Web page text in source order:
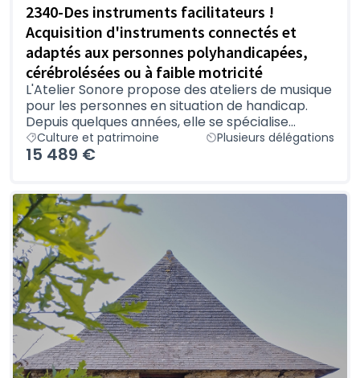
2340-Des instruments facilitateurs !
Acquisition d'instruments connectés et
adaptés aux personnes polyhandicapées,
cérébrolésées ou à faible motricité
L'Atelier Sonore propose des ateliers de musique
pour les personnes en situation de handicap.
Depuis quelques années, elle se spécialise...
Culture et patrimoine Plusieurs délégations
15 489 €